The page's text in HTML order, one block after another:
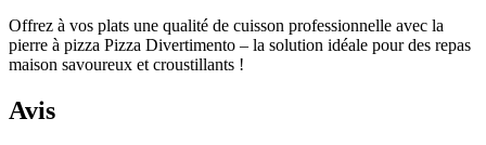
Offrez à vos plats une qualité de cuisson professionnelle avec la
pierre à pizza Pizza Divertimento – la solution idéale pour des repas
maison savoureux et croustillants !
Avis